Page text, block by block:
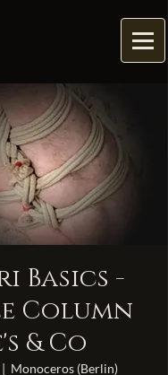
Basics -
Column
& Co
Monoceros (Berlin)